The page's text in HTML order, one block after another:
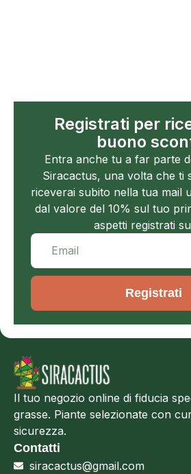
Registrati per
buono
Entra anche tu a far parte
Siracactus, una volta che ti
riceverai subito nella tua mail
dal valore del 10% sul tuo
aspetti registrati
Registrati
Il tuo negozio online di fiducia
grasse. Piante selezionate con
sicurezza.
Contatti
siracactus@gmail.com